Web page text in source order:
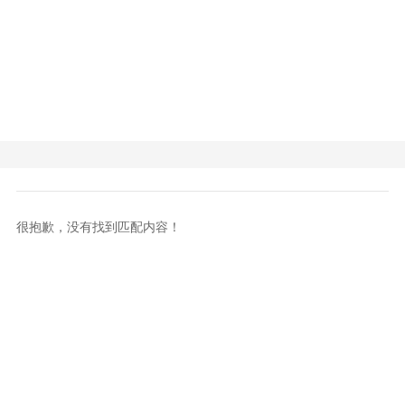
很抱歉，没有找到匹配内容！